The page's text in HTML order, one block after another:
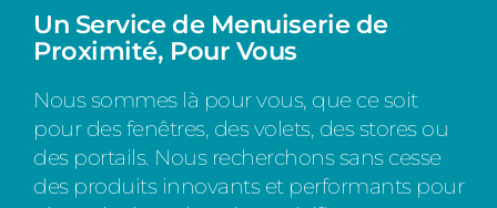
Un Service de Menuiserie de
Proximité, Pour Vous
Nous sommes là pour vous, que ce soit
pour des fenêtres, des volets, des stores ou
des portails. Nous recherchons sans cesse
des produits innovants et performants pour